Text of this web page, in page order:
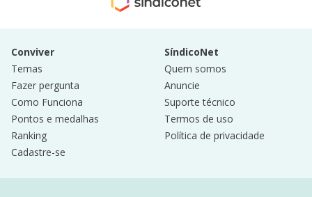
Conviver
Temas
Fazer pergunta
Como Funciona
Pontos e medalhas
Ranking
Cadastre-se
SíndicoNet
Quem somos
Anuncie
Suporte técnico
Termos de uso
Política de privacidade